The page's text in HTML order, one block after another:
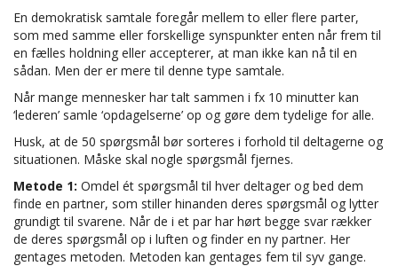
En demokratisk samtale foregår mellem to eller flere parter,
som med samme eller forskellige synspunkter enten når frem til
en fælles holdning eller accepterer, at man ikke kan nå til en
sådan. Men der er mere til denne type samtale.
Når mange mennesker har talt sammen i fx 10 minutter kan
‘lederen’ samle ‘opdagelserne’ op og gøre dem tydelige for alle.
Husk, at de 50 spørgsmål bør sorteres i forhold til deltagerne og
situationen. Måske skal nogle spørgsmål fjernes.
Metode 1: Omdel ét spørgsmål til hver deltager og bed dem
finde en partner, som stiller hinanden deres spørgsmål og lytter
grundigt til svarene. Når de i et par har hørt begge svar rækker
de deres spørgsmål op i luften og finder en ny partner. Her
gentages metoden. Metoden kan gentages fem til syv gange.